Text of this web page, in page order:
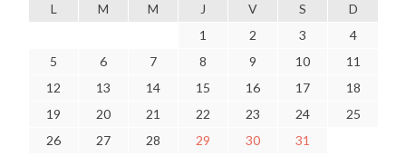
L M M J V S
D
1
2 3
4
5
6 7 8 9 10
11
12
13 14 15 16 17
18
19
20 21 22 23 24
25
26
27 28 29 30 31